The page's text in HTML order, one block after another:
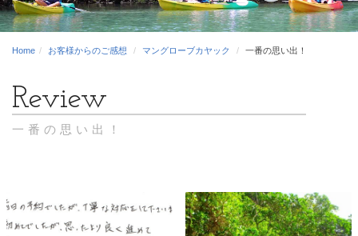
Home お客様からのご感想 マングローブカヤック 一番の思い出！
一番の思い出！